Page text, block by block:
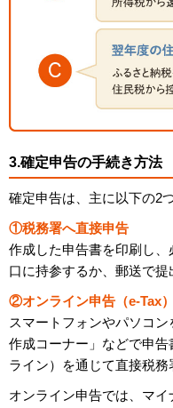
3.確定申告の手続き方法
確定申告は、主に以下の2
①税務署へ直接申告
作成した申告書を印刷し
口に持参するか、郵送で提
②オンライン申告（e-Tax）
スマートフォンやパソコ
作成コーナー」などで申
ライン）を通じて直接税務
オンライン申告では、マイ